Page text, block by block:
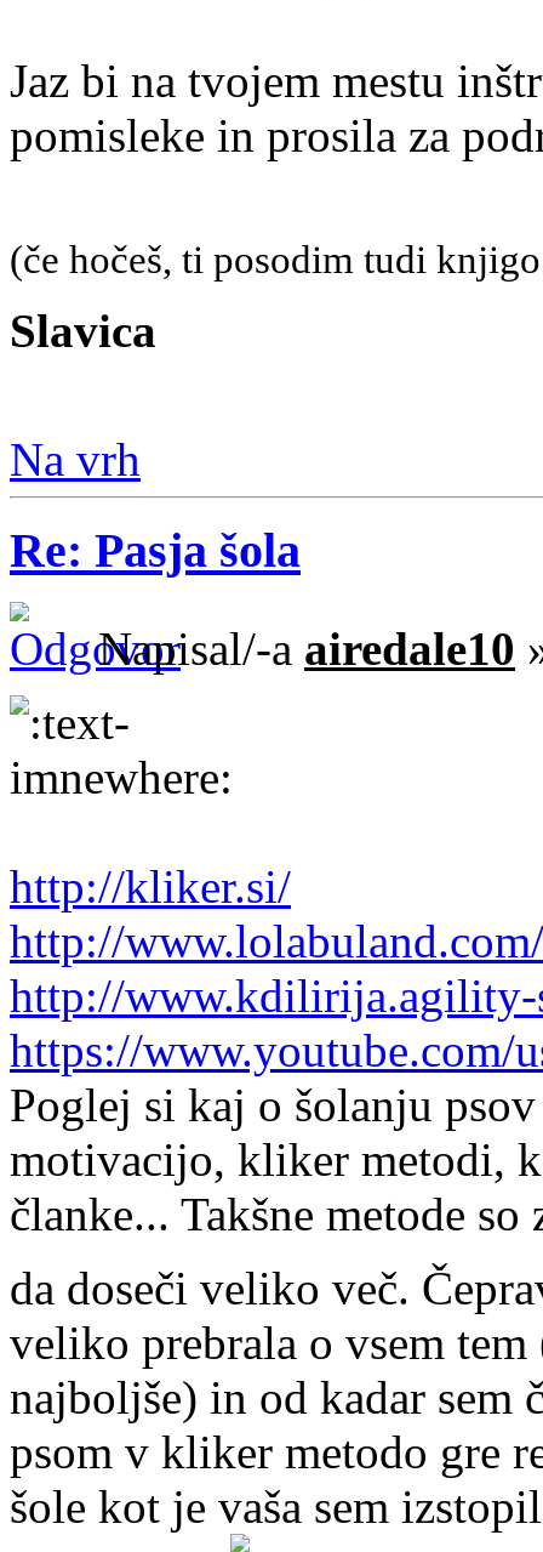
Jaz bi na tvojem mestu
pomisleke in prosila za
(če hočeš, ti posodim tudi
Slavica
Na vrh
Re: Pasja šola
Napisal/-a airedale10
http://kliker.si/
http://www.lolabuland.com/
http://www.kdilirija.agility-
https://www.youtube.com/
Poglej si kaj o šolanju
motivacijo, kliker metodi,
članke... Takšne metode
da doseči veliko več.
veliko prebrala o vsem
najboljše) in od kadar sem
psom v kliker metodo gre
šole kot je vaša sem